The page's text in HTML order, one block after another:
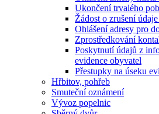
Ukončení trvalého
Žádost o zrušení
Ohlášení adresy pro
Zprostředkování
Poskytnutí údajů z
evidence obyvatel
Přestupky na úseku
Hřbitov, pohřeb
Smuteční oznámení
Vývoz popelnic